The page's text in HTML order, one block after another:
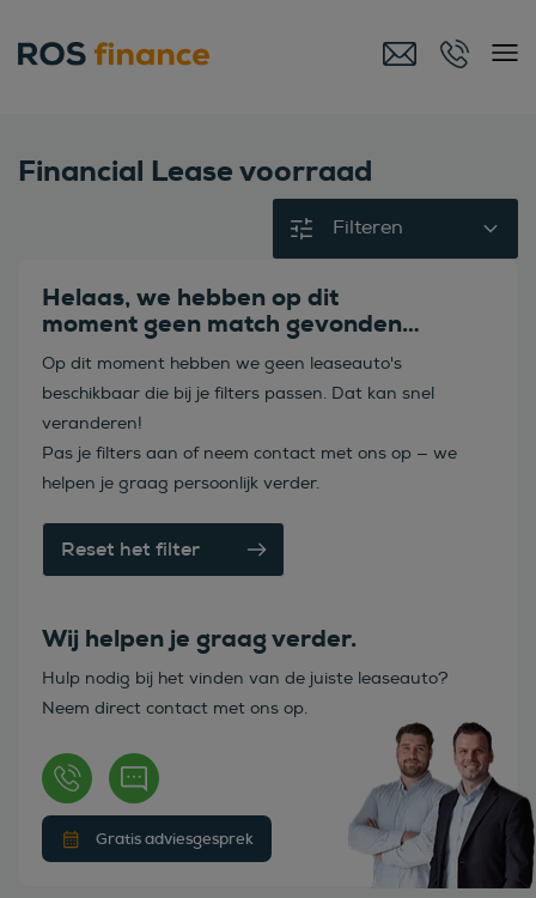
Financial Lease voorraad
Filteren
Helaas, we hebben op dit
moment geen match gevonden…
Op dit moment hebben we geen leaseauto's
beschikbaar die bij je filters passen. Dat kan snel
veranderen!
Pas je filters aan of neem contact met ons op — we
helpen je graag persoonlijk verder.
Reset het filter
Wij helpen je graag verder.
Hulp nodig bij het vinden van de juiste leaseauto?
Neem direct contact met ons op.
Gratis adviesgesprek